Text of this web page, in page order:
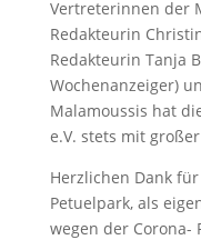
Vertreterinnen der
Redakteurin
Redakteurin Tanja
Wochenanzeiger)
Malamoussis hat die
e.V. stets mit
Herzlichen Dank
Petuelpark, als
wegen der Corona-